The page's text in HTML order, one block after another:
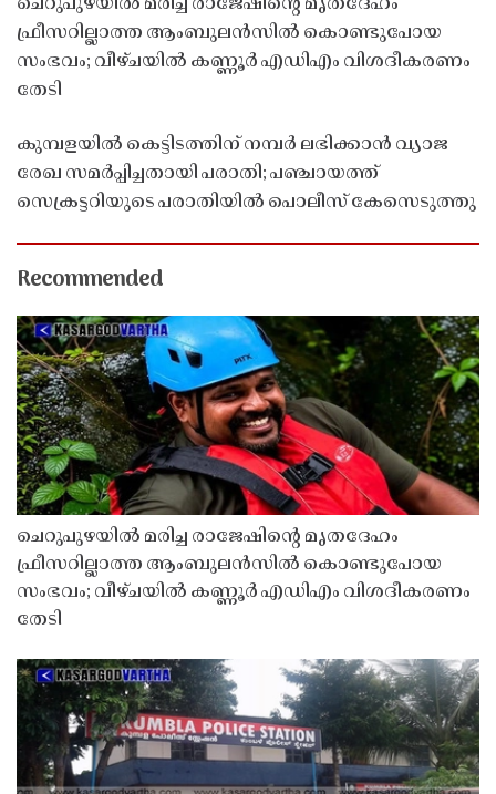
ഫ്രീസറില്ലാത്ത ആംബുലൻസിൽ കൊണ്ടുപോയ
സംഭവം; വീഴ്ചയിൽ കണ്ണൂർ എഡിഎം വിശദീകരണം
തേടി
കുമ്പളയിൽ കെട്ടിടത്തിന് നമ്പർ ലഭിക്കാൻ വ്യാജ
രേഖ സമർപ്പിച്ചതായി പരാതി; പഞ്ചായത്ത്
സെക്രട്ടറിയുടെ പരാതിയിൽ പൊലീസ് കേസെടുത്തു
Recommended
ചെറുപുഴയിൽ മരിച്ച രാജേഷിൻ്റെ മൃതദേഹം
ഫ്രീസറില്ലാത്ത ആംബുലൻസിൽ കൊണ്ടുപോയ
സംഭവം; വീഴ്ചയിൽ കണ്ണൂർ എഡിഎം വിശദീകരണം
തേടി